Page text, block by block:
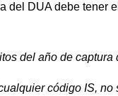
del DUA debe tener
del año de captura
código IS, no